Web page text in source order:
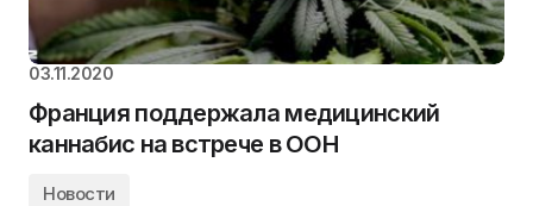
03.11.2020
Франция поддержала медицинский
каннабис на встрече в ООН
Новости